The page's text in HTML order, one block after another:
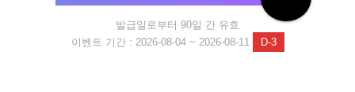
발급일로부터 90일 간 유효
이벤트 기간 : 2026-08-04 ~ 2026-08-11
D-3